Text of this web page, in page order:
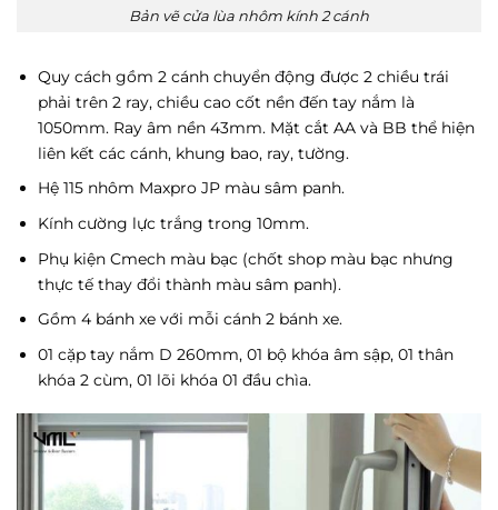
Bản vẽ cửa lùa nhôm kính 2 cánh
Quy cách gồm 2 cánh chuyển động được 2 chiều trái
phải trên 2 ray, chiều cao cốt nền đến tay nắm là
1050mm. Ray âm nền 43mm. Mặt cắt AA và BB thể hiện
liên kết các cánh, khung bao, ray, tường.
Hệ 115 nhôm Maxpro JP màu sâm panh.
Kính cường lực trắng trong 10mm.
Phụ kiện Cmech màu bạc (chốt shop màu bạc nhưng
thực tế thay đổi thành màu sâm panh).
Gồm 4 bánh xe với mỗi cánh 2 bánh xe.
01 cặp tay nắm D 260mm, 01 bộ khóa âm sập, 01 thân
khóa 2 cùm, 01 lõi khóa 01 đầu chìa.